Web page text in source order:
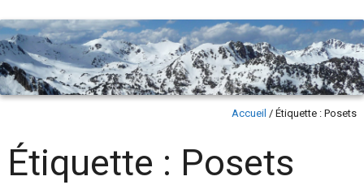
Accueil /Étiquette :Posets
Étiquette : Posets